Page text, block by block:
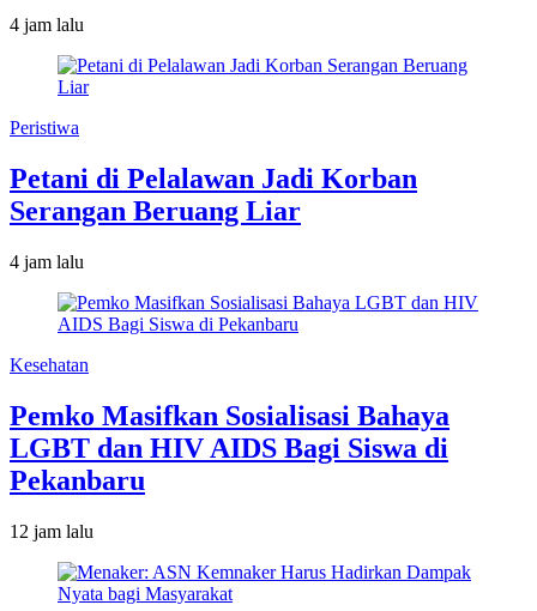
4 jam lalu
Peristiwa
Petani di Pelalawan Jadi Korban
Serangan Beruang Liar
4 jam lalu
Kesehatan
Pemko Masifkan Sosialisasi Bahaya
LGBT dan HIV AIDS Bagi Siswa di
Pekanbaru
12 jam lalu